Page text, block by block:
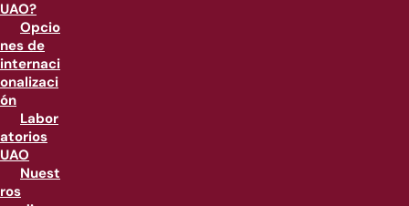
UAO?
Opcio
nes de
internaci
onalizaci
ón
Labor
atorios
UAO
Nuest
ros